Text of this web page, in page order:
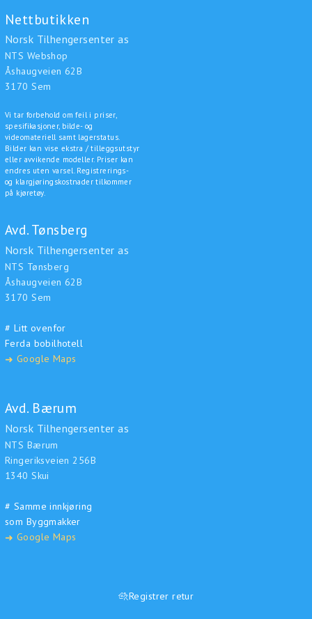
Nettbutikken
Norsk Tilhengersenter as
NTS Webshop
Åshaugveien 62B
3170 Sem
Vi tar forbehold om feil i priser,
spesifikasjoner, bilde- og
videomateriell samt lagerstatus.
Bilder kan vise ekstra / tilleggsutstyr
eller avvikende modeller. Priser kan
endres uten varsel. Registrerings-
og klargjøringskostnader tilkommer
på kjøretøy.
Avd. Tønsberg
Norsk Tilhengersenter as
NTS Tønsberg
Åshaugveien 62B
3170 Sem
# Litt ovenfor
Ferda bobilhotell
➜ Google Maps
Avd. Bærum
Norsk Tilhengersenter as
NTS Bærum
Ringeriksveien 256B
1340 Skui
# Samme innkjøring
som Byggmakker
➜ Google Maps
Registrer retur